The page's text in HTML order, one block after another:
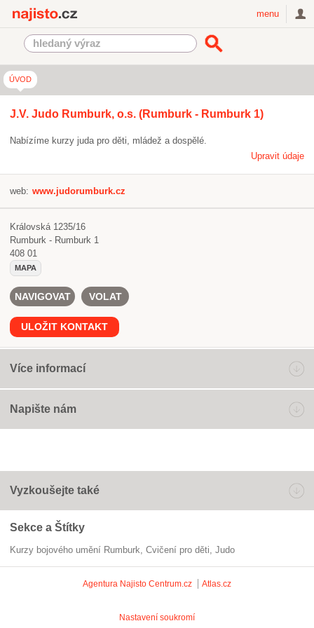
menu
ÚVOD
J.V. Judo Rumburk, o.s. (Rumburk - Rumburk 1)
Nabízíme kurzy juda pro děti, mládež a dospělé.
Upravit údaje
web: www.judorumburk.cz
Královská 1235/16
Rumburk - Rumburk 1
408 01
MAPA
NAVIGOVAT VOLAT
ULOŽIT KONTAKT
Více informací
Napište nám
Vyzkoušejte také
Sekce a Štítky
Kurzy bojového umění Rumburk cvičení pro děti Judo
Agentura Najisto Centrum.cz Atlas.cz
Nastavení soukromí